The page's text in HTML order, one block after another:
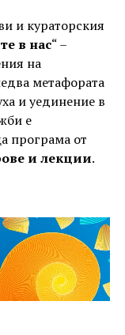
и кураторския
в нас“ –
на
метафората
и уединение в
е
програма от
и лекции.